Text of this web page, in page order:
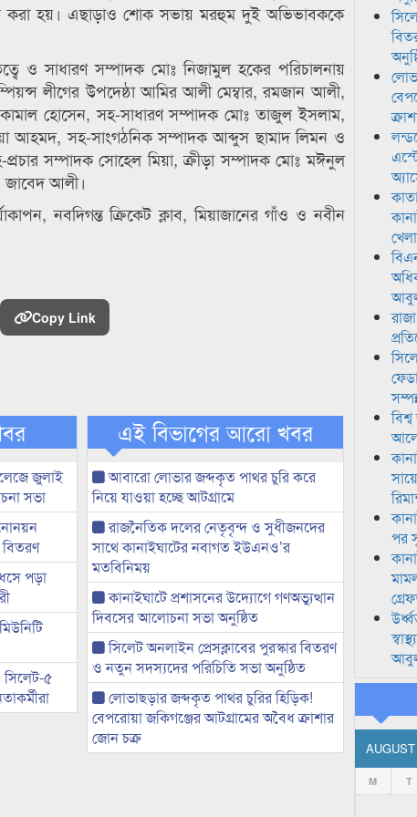
করা হয়। এছাড়াও শোক সভায় মরহুম দুই অভিভাবককে
ও সাধারণ সম্পাদক মোঃ নিজামুল হকের পরিচালনায়
লীগের উপদেষ্ঠা আমির আলী মেম্বার, রমজান আলী,
হোসেন, সহ-সাধারণ সম্পাদক মোঃ তাজুল ইসলাম,
আহমদ, সহ-সাংগঠনিক সম্পাদক আব্দুস ছামাদ লিমন ও
সম্পাদক সোহেল মিয়া, ক্রীড়া সম্পাদক মোঃ মঈনুল
আলী।
নবদিগন্ত ক্রিকেট ক্লাব, মিয়াজানের গাঁও ও নবীন
Copy Link
জুলাই
সভা
পড়া
সিলেট-৫
এই বিভাগের আরো খবর
আবারো লোভার জব্দকৃত পাথর চুরি করে
নিয়ে যাওয়া হচ্ছে আটগ্রামে
রাজনৈতিক দলের নেতৃবৃন্দ ও সুধীজনদের
সাথে কানাইঘাটের নবাগত ইউএনও’র
মতবিনিময়
কানাইঘাটে প্রশাসনের উদ্যোগে গণঅভ্যুত্থান
দিবসের আলোচনা সভা অনুষ্ঠিত
সিলেট অনলাইন প্রেসক্লাবের পুরস্কার বিতরণ
ও নতুন সদস্যদের পরিচিতি সভা অনুষ্ঠিত
লোভাছড়ার জব্দকৃত পাথর চুরির হিড়িক!
বেপরোয়া জকিগঞ্জের আটগ্রামের অবৈধ ক্রাশার
জোন চক্র
পর
M T